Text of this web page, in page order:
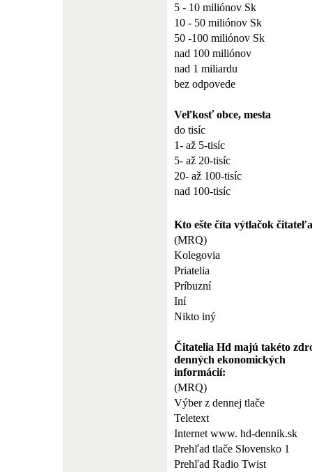
5 - 10 miliónov Sk
10 - 50 miliónov Sk
50 -100 miliónov Sk
nad 100 miliónov
nad 1 miliardu
bez odpovede
Veľkosť obce, mesta
do tisíc
1- až 5-tisíc
5- až 20-tisíc
20- až 100-tisíc
nad 100-tisíc
Kto ešte číta výtlačok
(MRQ)
Kolegovia
Priatelia
Príbuzní
Iní
Nikto iný
Čitatelia Hd majú takéto
denných ekonomických
informácií:
(MRQ)
Výber z dennej tlače
Teletext
Internet www. hd-dennik.sk
Prehľad tlače Slovensko 1
Prehľad Radio Twist